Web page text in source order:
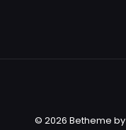
© 2026 Betheme by